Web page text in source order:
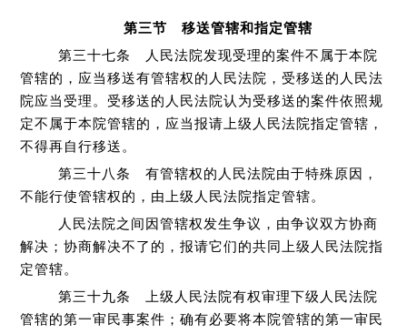
第三节 移送管辖和指定管辖
第三十七条 人民法院发现受理的案件不属于本院
管辖的，应当移送有管辖权的人民法院，受移送的人民法
院应当受理。受移送的人民法院认为受移送的案件依照规
定不属于本院管辖的，应当报请上级人民法院指定管辖，
不得再自行移送。
第三十八条 有管辖权的人民法院由于特殊原因，
不能行使管辖权的，由上级人民法院指定管辖。
人民法院之间因管辖权发生争议，由争议双方协商
解决；协商解决不了的，报请它们的共同上级人民法院指
定管辖。
第三十九条 上级人民法院有权审理下级人民法院
管辖的第一审民事案件；确有必要将本院管辖的第一审民